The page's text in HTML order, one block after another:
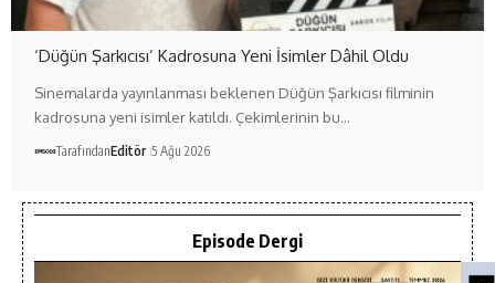
‘Düğün Şarkıcısı’ Kadrosuna Yeni İsimler Dâhil Oldu
Sinemalarda yayınlanması beklenen Düğün Şarkıcısı filminin
kadrosuna yeni isimler katıldı. Çekimlerinin bu…
TarafındanEditör 5 Ağu 2026
Episode Dergi